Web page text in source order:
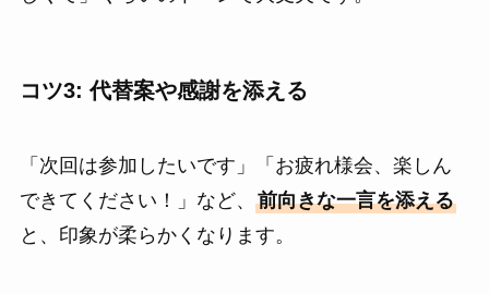
コツ3: 代替案や感謝を添える
「次回は参加したいです」「お疲れ様会、楽しん
できてください！」など、 前向きな一言を添える
と、印象が柔らかくなります。